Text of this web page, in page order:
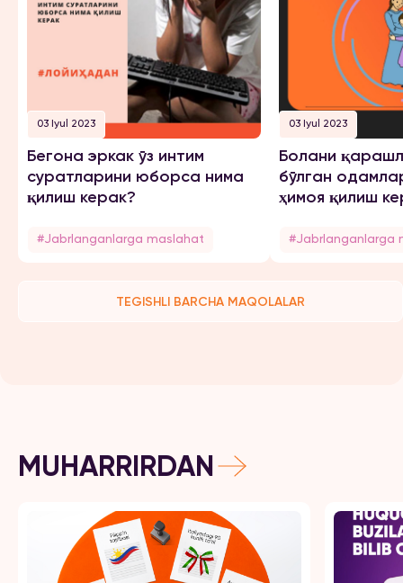
03 Iyul 2023
Бегона эркак ўз интим
суратларини юборса нима
қилиш керак?
#Jabrlanganlarga maslahat
03 Iyul 2023
Болани
бўлган
ҳимоя қилиш
#Jabrlanganlarga
TEGISHLI BARCHA MAQOLALAR
MUHARRIRDAN